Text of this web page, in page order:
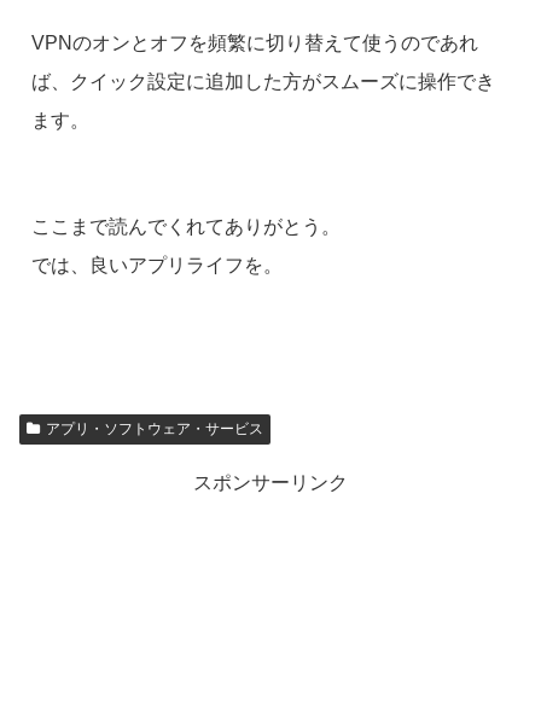
VPNのオンとオフを頻繁に切り替えて使うのであれ
ば、クイック設定に追加した方がスムーズに操作でき
ます。
ここまで読んでくれてありがとう。
では、良いアプリライフを。
アプリ・ソフトウェア・サービス
スポンサーリンク